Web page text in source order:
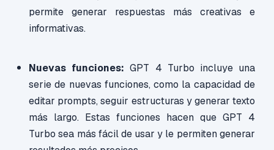
permite generar respuestas más creativas e
informativas.
Nuevas funciones: GPT 4 Turbo incluye una
serie de nuevas funciones, como la capacidad de
editar prompts, seguir estructuras y generar texto
más largo. Estas funciones hacen que GPT 4
Turbo sea más fácil de usar y le permiten generar